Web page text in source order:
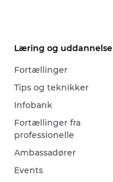
Læring og uddannelse
Fortællinger
Tips og teknikker
Infobank
Fortællinger fra
professionelle
Ambassadører
Events